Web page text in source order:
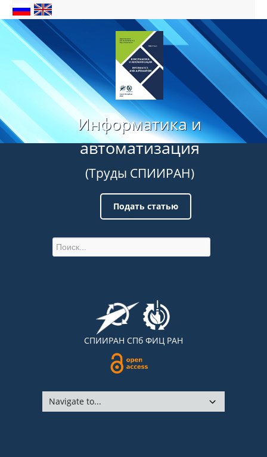
Информатика и
автоматизация
(Труды СПИИРАН)
Подать статью
СПИИРАН СПб ФИЦ РАН